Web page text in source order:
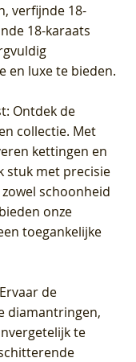
verfijnde 18-
18-karaats
en luxe te bieden.
: Ontdek de
collectie. Met
kettingen en
stuk met precisie
schoonheid
onze
toegankelijke
de
diamantringen,
te